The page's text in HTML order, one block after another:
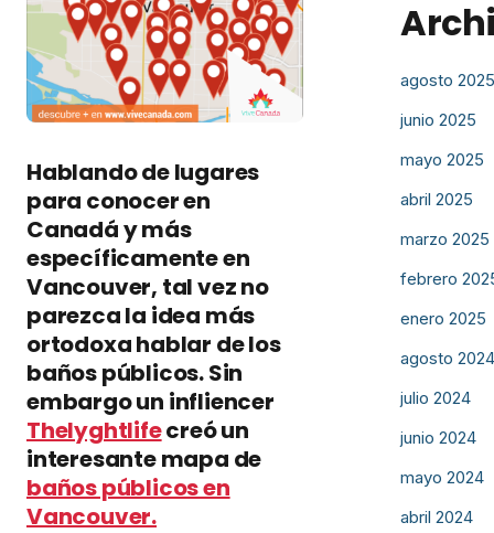
Hablando de lugares
para conocer en
Canadá y más
específicamente en
Vancouver, tal vez no
parezca la idea más
ortodoxa hablar de los
baños públicos. Sin
embargo un infliencer
Thelyghtlifecreó un
interesante mapa de
baños públicos en
Vancouver.
agosto 2025
junio 2025
mayo 2025
abril 2025
marzo 2025
febrero
enero 2025
agosto 2024
julio 2024
junio 2024
mayo 2024
abril 2024